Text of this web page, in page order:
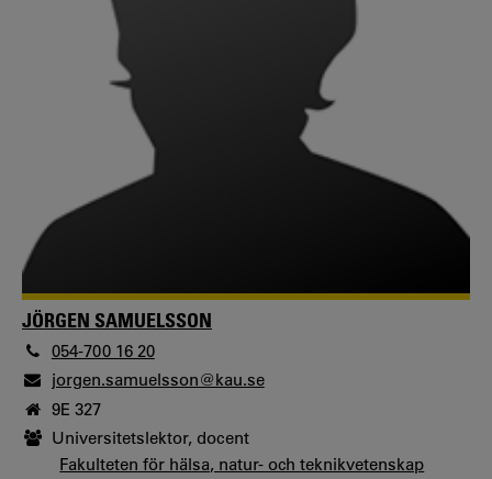
JÖRGEN SAMUELSSON
054-700 16 20
jorgen.samuelsson@kau.se
9E 327
Universitetslektor, docent
Fakulteten för hälsa, natur- och teknikvetenskap